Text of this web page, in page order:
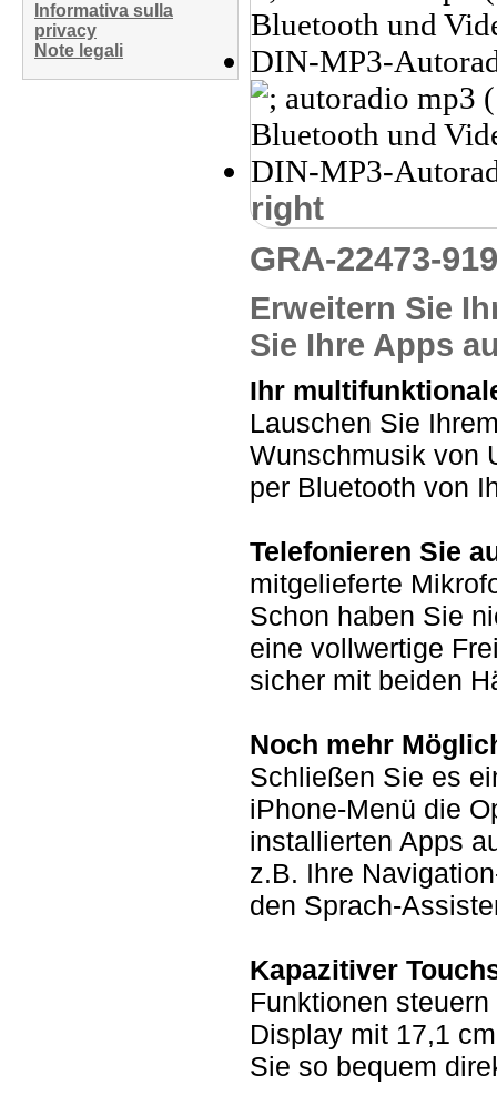
Informativa sulla
privacy
Note legali
right
GRA-22473-
Erweitern Sie
Sie Ihre Apps
Ihr
Lauschen Sie
Wunschmusik von
per Bluetooth von
Telefonieren Sie
mitgelieferte
Schon haben Sie
eine vollwertige
sicher mit beiden
Noch mehr
Schließen Sie es
iPhone-Menü die
installierten Apps
z.B. Ihre
den Sprach-
Kapazitiver
Funktionen
Display mit 17,1
Sie so bequem